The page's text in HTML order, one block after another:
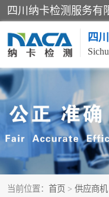
四
当前位置： 首页 > 供应商机
噪音检测
防护网检测
无损检测
可靠性检测